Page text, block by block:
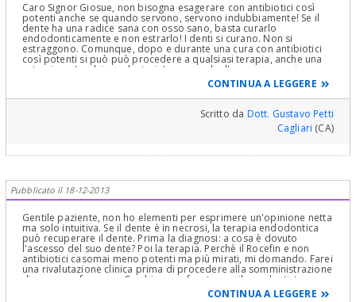
Caro Signor Giosue, non bisogna esagerare con antibiotici così
potenti anche se quando servono, servono indubbiamente! Se il
dente ha una radice sana con osso sano, basta curarlo
endodonticamente e non estrarlo! I denti si curano. Non si
estraggono. Comunque, dopo e durante una cura con antibiotici
così potenti si può può procedere a qualsiasi terapia, anche una
estrazione (avulsione dentaria) a meno che l'ascesso non sia
maturo per un drenaggio ed allora prima si drena l'ascesso, poi si
procede alla terapia sempre sotto copertura antibiotica! Bisogna
andarci piano anche col cortisone di cui non vedo la necessità
perchè abbatte le difese dell'organismo, ma lo dico in senso lato
perchè non conosco la sua situazione clinica reale! Cordialmente
Gustavo Petti , Parodontologia, Implantologia, Gnatologia e
CONTINUA A LEGGERE
Scritto da Dott. Gustavo Petti
Cagliari (CA)
Pubblicato il 18-12-2013
Gentile paziente, non ho elementi per esprimere un'opinione netta
ma solo intuitiva. Se il dente è in necrosi, la terapia endodontica
può recuperare il dente. Prima la diagnosi: a cosa è dovuto
l'ascesso del suo dente? Poi la terapia. Perchè il Rocefin e non
antibiotici casomai meno potenti ma più mirati, mi domando. Farei
una rivalutazione clinica prima di procedere alla somministrazione
di un nuovo farmaco. Cerchi un confronto con il suo dentista.
CONTINUA A LEGGERE